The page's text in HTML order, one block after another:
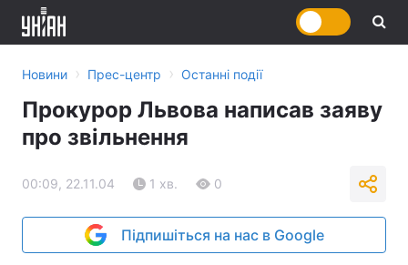
Новини › Прес-центр › Останні події
Прокурор Львова написав заяву
про звільнення
00:09, 22.11.04 1 хв. 0
Підпишіться на нас в Google